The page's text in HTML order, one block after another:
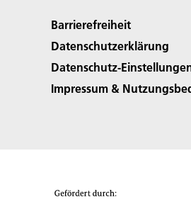
Barrierefreiheit
Datenschutzerklärung
Datenschutz-
Impressum &